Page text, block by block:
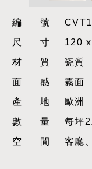
編號
尺寸120
材質瓷質
面感霧面
產地歐洲
數量每坪
空間客廳